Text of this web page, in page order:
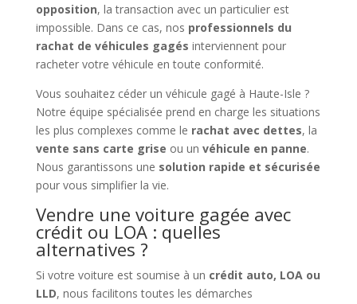
opposition, la transaction avec un particulier est
impossible. Dans ce cas, nos professionnels du
rachat de véhicules gagés interviennent pour
racheter votre véhicule en toute conformité.
Vous souhaitez céder un véhicule gagé à Haute-Isle ?
Notre équipe spécialisée prend en charge les situations
les plus complexes comme le rachat avec dettes, la
vente sans carte grise ou un véhicule en panne.
Nous garantissons une solution rapide et sécurisée
pour vous simplifier la vie.
Vendre une voiture gagée avec
crédit ou LOA : quelles
alternatives ?
Si votre voiture est soumise à un crédit auto, LOA ou
LLD, nous facilitons toutes les démarches